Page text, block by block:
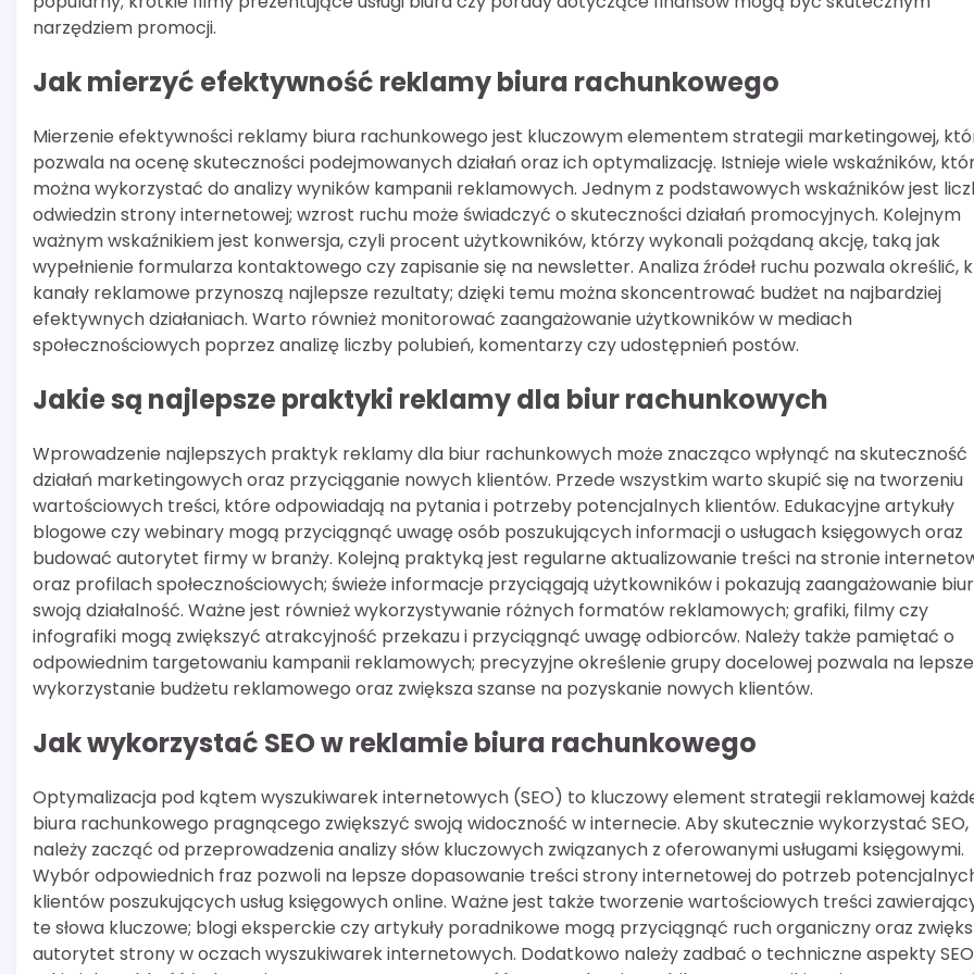
narzędziem promocji.
Jak mierzyć efektywność reklamy biura rachunkowego
Mierzenie efektywności reklamy biura rachunkowego jest kluczowym elementem strategii marketingowej,
pozwala na ocenę skuteczności podejmowanych działań oraz ich optymalizację. Istnieje wiele wskaźników,
można wykorzystać do analizy wyników kampanii reklamowych. Jednym z podstawowych wskaźników jest
odwiedzin strony internetowej; wzrost ruchu może świadczyć o skuteczności działań promocyjnych. Kolejnym
ważnym wskaźnikiem jest konwersja, czyli procent użytkowników, którzy wykonali pożądaną akcję, taką jak
wypełnienie formularza kontaktowego czy zapisanie się na newsletter. Analiza źródeł ruchu pozwala określić,
kanały reklamowe przynoszą najlepsze rezultaty; dzięki temu można skoncentrować budżet na najbardziej
efektywnych działaniach. Warto również monitorować zaangażowanie użytkowników w mediach
społecznościowych poprzez analizę liczby polubień, komentarzy czy udostępnień postów.
Jakie są najlepsze praktyki reklamy dla biur rachunkowych
Wprowadzenie najlepszych praktyk reklamy dla biur rachunkowych może znacząco wpłynąć na skuteczność
działań marketingowych oraz przyciąganie nowych klientów. Przede wszystkim warto skupić się na tworzeniu
wartościowych treści, które odpowiadają na pytania i potrzeby potencjalnych klientów. Edukacyjne artykuły
blogowe czy webinary mogą przyciągnąć uwagę osób poszukujących informacji o usługach księgowych oraz
budować autorytet firmy w branży. Kolejną praktyką jest regularne aktualizowanie treści na stronie
oraz profilach społecznościowych; świeże informacje przyciągają użytkowników i pokazują zaangażowanie
swoją działalność. Ważne jest również wykorzystywanie różnych formatów reklamowych; grafiki, filmy czy
infografiki mogą zwiększyć atrakcyjność przekazu i przyciągnąć uwagę odbiorców. Należy także pamiętać o
odpowiednim targetowaniu kampanii reklamowych; precyzyjne określenie grupy docelowej pozwala na lepsze
wykorzystanie budżetu reklamowego oraz zwiększa szanse na pozyskanie nowych klientów.
Jak wykorzystać SEO w reklamie biura rachunkowego
Optymalizacja pod kątem wyszukiwarek internetowych (SEO) to kluczowy element strategii reklamowej
biura rachunkowego pragnącego zwiększyć swoją widoczność w internecie. Aby skutecznie wykorzystać SEO,
należy zacząć od przeprowadzenia analizy słów kluczowych związanych z oferowanymi usługami księgowymi.
Wybór odpowiednich fraz pozwoli na lepsze dopasowanie treści strony internetowej do potrzeb
klientów poszukujących usług księgowych online. Ważne jest także tworzenie wartościowych treści
te słowa kluczowe; blogi eksperckie czy artykuły poradnikowe mogą przyciągnąć ruch organiczny oraz
autorytet strony w oczach wyszukiwarek internetowych. Dodatkowo należy zadbać o techniczne aspekty